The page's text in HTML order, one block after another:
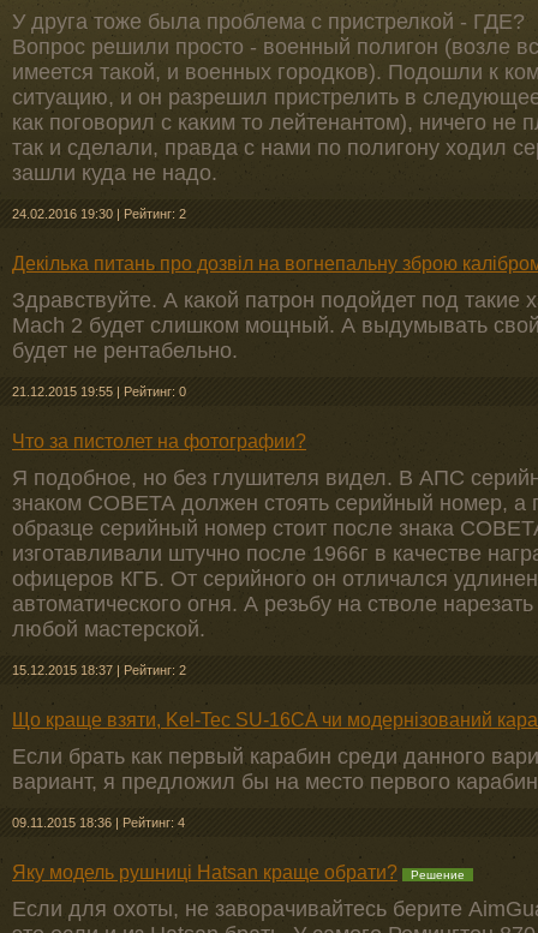
У друга тоже была проблема с пристрелкой - ГДЕ?
Вопрос решили просто - военный полигон (возле
имеется такой, и военных городков). Подошли к
ситуацию, и он разрешил пристрелить в
как поговорил с каким то лейтенантом), ничего
так и сделали, правда с нами по полигону ходил
зашли куда не надо.
24.02.2016 19:30 | Рейтинг: 2
Декілька питань про дозвіл на вогнепальну зброю
Здравствуйте. А какой патрон подойдет под такие
Mach 2 будет слишком мощный. А выдумывать
будет не рентабельно.
21.12.2015 19:55 | Рейтинг: 0
Что за пистолет на фотографии?
Я подобное, но без глушителя видел. В АПС
знаком СОВЕТА должен стоять серийный номер, а
образце серийный номер стоит после знака
изготавливали штучно после 1966г в качестве
офицеров КГБ. От серийного он отличался
автоматического огня. А резьбу на стволе
любой мастерской.
15.12.2015 18:37 | Рейтинг: 2
Що краще взяти, Kеl-Tec SU-16CA чи модернізований
Если брать как первый карабин среди данного
вариант, я предложил бы на место первого
09.11.2015 18:36 | Рейтинг: 4
Яку модель рушниці Hatsan краще обрати? Решение
Если для охоты, не заворачивайтесь берите